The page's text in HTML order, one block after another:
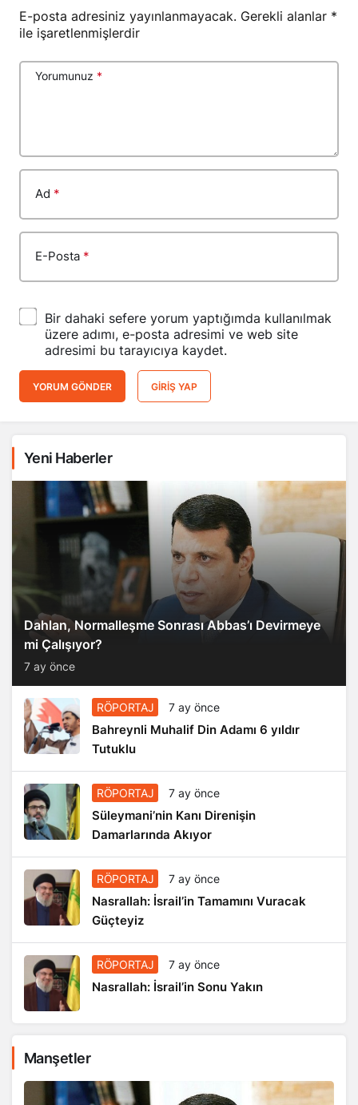
E-posta adresiniz yayınlanmayacak. Gerekli alanlar *
ile işaretlenmişlerdir
Yorumunuz *
Ad *
E-Posta *
Bir dahaki sefere yorum yaptığımda kullanılmak
üzere adımı, e-posta adresimi ve web site
adresimi bu tarayıcıya kaydet.
YORUM GÖNDER GIRIŞ YAP
Yeni Haberler
Dahlan, Normalleşme Sonrası Abbas’ı Devirmeye
mi Çalışıyor?
7 ay önce
RÖPORTAJ 7 ay önce
Bahreynli Muhalif Din Adamı 6 yıldır
Tutuklu
RÖPORTAJ 7 ay önce
Süleymani’nin Kanı Direnişin
Damarlarında Akıyor
RÖPORTAJ 7 ay önce
Nasrallah: İsrail’in Tamamını Vuracak
Güçteyiz
RÖPORTAJ 7 ay önce
Nasrallah: İsrail’in Sonu Yakın
Manşetler